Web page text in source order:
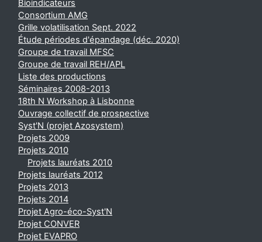
Bioindicateurs
Consortium AMG
Grille volatilisation Sept. 2022
Étude périodes d'épandage (déc. 2020)
Groupe de travail MFSC
Groupe de travail REH/APL
Liste des productions
Séminaires 2008-2013
18th N Workshop à Lisbonne
Ouvrage collectif de prospective
Syst'N (projet Azosystem)
Projets 2009
Projets 2010
Projets lauréats 2010
Projets lauréats 2012
Projets 2013
Projets 2014
Projet Agro-éco-Syst'N
Projet CONVER
Projet EVAPRO